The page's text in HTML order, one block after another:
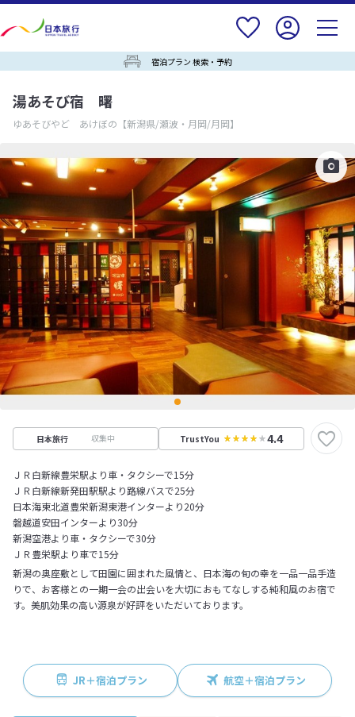
宿泊プラン 検索・予約
湯あそび宿 曙
ゆあそびやど あけぼの 【新潟県/瀬波・月岡/月岡】
日本旅行 収集中 TrustYou 4.4
ＪＲ白新線豊栄駅より車・タクシーで15分
ＪＲ白新線新発田駅駅より路線バスで25分
日本海東北道豊栄新潟東港インターより20分
磐越道安田インターより30分
新潟空港より車・タクシーで30分
ＪＲ豊栄駅より車で15分
新潟の奥座敷として田園に囲まれた風情と、日本海の旬の幸を一品一品手造
りで、お客様との一期一会の出会いを大切におもてなしする純和風のお宿で
す。美肌効果の高い源泉が好評をいただいております。
JR＋宿泊プラン 航空＋宿泊プラン